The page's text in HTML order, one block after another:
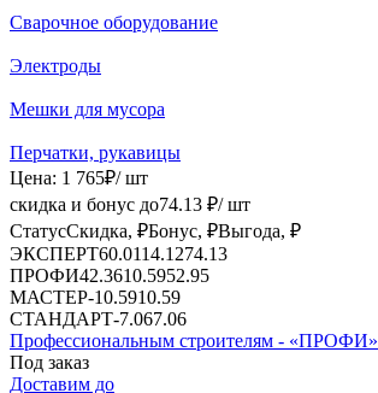
Сварочное оборудование
Электроды
Мешки для мусора
Перчатки, рукавицы
Цена: 1 765₽/ шт
скидка и бонус до74.13 ₽/ шт
СтатусСкидка, ₽Бонус, ₽Выгода, ₽
ЭКСПЕРТ60.0114.1274.13
ПРОФИ42.3610.5952.95
МАСТЕР-10.5910.59
СТАНДАРТ-7.067.06
Профессиональным строителям - «ПРОФИ»
Под заказ
Доставим до